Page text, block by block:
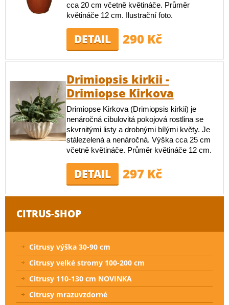
cca 20 cm včetně květináče. Průměr
květináče 12 cm. Ilustrační foto.
DETAIL 290 Kč
Drimiopsis kirkii -
Drimiopse Kirkova
Drimiopse Kirkova (Drimiopsis kirkii) je
nenáročná cibulovitá pokojová rostlina se
skvrnitými listy a drobnými bílými květy. Je
stálezelená a nenáročná. Výška cca 25 cm
včetně květináče. Průměr květináče 12 cm.
DETAIL 297 Kč
CITRUS-SHOP
Citrusy výška 30-90 cm
Citrusy velké stromy 100-200 cm
Citrusy 110-130 cm NOVINKA
Citrusy mrazuvzdorné